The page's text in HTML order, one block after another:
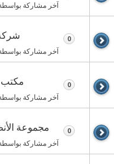
آخر مشاركة
آخر مشاركة
0
مكتب
آخر مشاركة
0
مجموعة
آخر مشاركة
0